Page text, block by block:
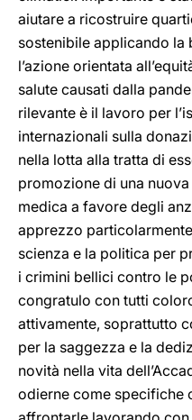
aiutare a ricostruire
sostenibile applicando
l’azione orientata
salute causati dalla
rilevante è il lavoro per
internazionali sulla
nella lotta alla tratta di
promozione di una
medica a favore degli
apprezzo
scienza e la politica per
i crimini bellici contro le
congratulo con tutti
attivamente, soprattutto
per la saggezza e la
novità nella vita
odierne come specifiche